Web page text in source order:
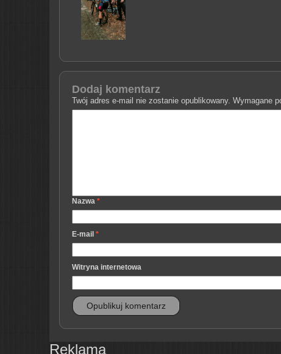
Dodaj komentarz
Twój adres e-mail nie zostanie opublikowany. Wymagane
Nazwa *
E-mail *
Witryna internetowa
Reklama